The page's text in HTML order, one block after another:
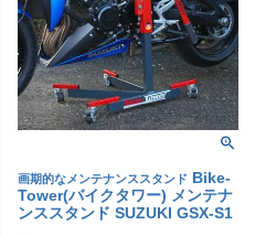
画期的なメンテナンススタンド Bike-
Tower(バイクタワー) メンテナ
ンススタンド SUZUKI GSX-S1